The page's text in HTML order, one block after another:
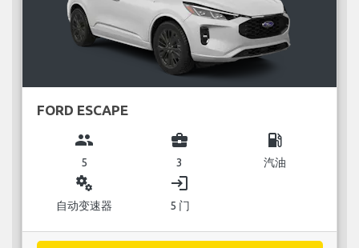
FORD ESCAPE
group
5
business_center
3
local_gas_station
汽油
miscellaneous_services
自动变速器
login
5 门